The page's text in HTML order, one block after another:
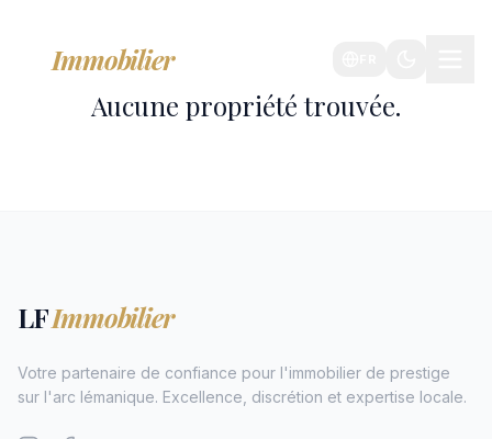
Immobilier
Aucune propriété trouvée.
LFImmobilier
Votre partenaire de confiance pour l'immobilier de prestige
sur l'arc lémanique. Excellence, discrétion et expertise locale.